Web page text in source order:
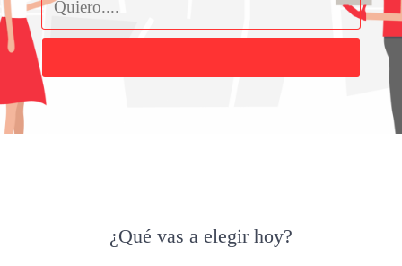
¿Qué vas a elegir hoy?